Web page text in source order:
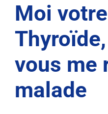
Moi votre
vous me
malade